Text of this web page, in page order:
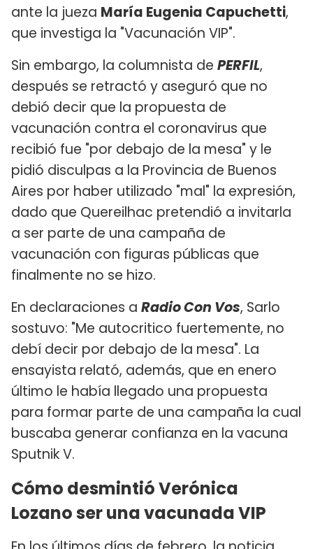
ante la jueza María Eugenia Capuchetti,
que investiga la "Vacunación VIP".
Sin embargo, la columnista de PERFIL,
después se retractó y aseguró que no
debió decir que la propuesta de
vacunación contra el coronavirus que
recibió fue "por debajo de la mesa" y le
pidió disculpas a la Provincia de Buenos
Aires por haber utilizado "mal" la expresión,
dado que Quereilhac pretendió a invitarla
a ser parte de una campaña de
vacunación con figuras públicas que
finalmente no se hizo.
En declaraciones a Radio Con Vos, Sarlo
sostuvo: "Me autocritico fuertemente, no
debí decir por debajo de la mesa". La
ensayista relató, además, que en enero
último le había llegado una propuesta
para formar parte de una campaña la cual
buscaba generar confianza en la vacuna
Sputnik V.
Cómo desmintió Verónica
Lozano ser una vacunada VIP